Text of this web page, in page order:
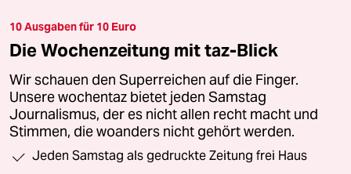
10 Ausgaben für 10 Euro
Die Wochenzeitung mit taz-Blick
Wir schauen den Superreichen auf die Finger.
Unsere wochentaz bietet jeden Samstag
Journalismus, der es nicht allen recht macht und
Stimmen, die woanders nicht gehört werden.
Jeden Samstag als gedruckte Zeitung frei Haus